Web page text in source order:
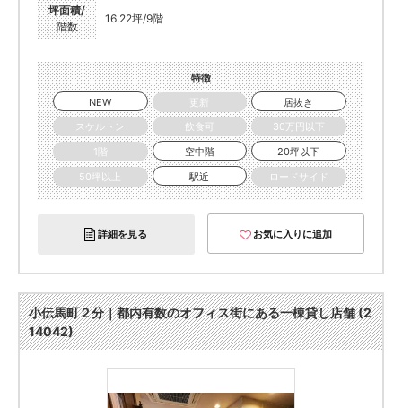
坪面積/
階数
16.22坪/9階
特徴
NEW
更新
居抜き
スケルトン
飲食可
30万円以下
1階
空中階
20坪以下
50坪以上
駅近 ロードサイド
詳細を見る お気に入りに追加
小伝馬町２分｜都内有数のオフィス街にある一棟貸し店舗 (2
14042)